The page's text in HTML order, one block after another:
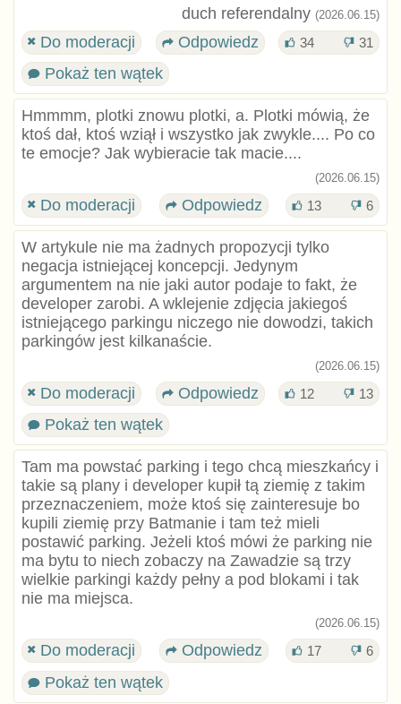
duch referendalny (2026.06.15)
Do moderacji Odpowiedz 34 31
Pokaż ten wątek
Hmmmm, plotki znowu plotki, a. Plotki mówią, że
ktoś dał, ktoś wziął i wszystko jak zwykle.... Po co
te emocje? Jak wybieracie tak macie....
(2026.06.15)
Do moderacji Odpowiedz 13 6
W artykule nie ma żadnych propozycji tylko
negacja istniejącej koncepcji. Jedynym
argumentem na nie jaki autor podaje to fakt, że
developer zarobi. A wklejenie zdjęcia jakiegoś
istniejącego parkingu niczego nie dowodzi, takich
parkingów jest kilkanaście.
(2026.06.15)
Do moderacji Odpowiedz 12 13
Pokaż ten wątek
Tam ma powstać parking i tego chcą mieszkańcy i
takie są plany i developer kupił tą ziemię z takim
przeznaczeniem, może ktoś się zainteresuje bo
kupili ziemię przy Batmanie i tam też mieli
postawić parking. Jeżeli ktoś mówi że parking nie
ma bytu to niech zobaczy na Zawadzie są trzy
wielkie parkingi każdy pełny a pod blokami i tak
nie ma miejsca.
(2026.06.15)
Do moderacji Odpowiedz 17 6
Pokaż ten wątek